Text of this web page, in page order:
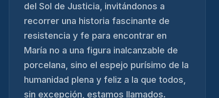
del Sol de Justicia, invitándonos a
recorrer una historia fascinante de
resistencia y fe para encontrar en
María no a una figura inalcanzable de
porcelana, sino el espejo purísimo de la
humanidad plena y feliz a la que todos,
sin excepción, estamos llamados.